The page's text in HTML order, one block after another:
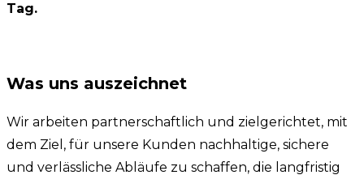
Tag.
Was uns auszeichnet
Wir arbeiten partnerschaftlich und zielgerichtet, mit
dem Ziel, für unsere Kunden nachhaltige, sichere
und verlässliche Abläufe zu schaffen, die langfristig